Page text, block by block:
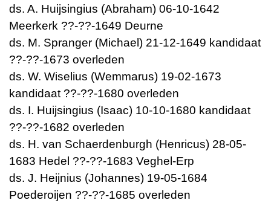
ds. A. Huijsingius (Abraham) 06-10-1642
Meerkerk ??-??-1649 Deurne
ds. M. Spranger (Michael) 21-12-1649 kandidaat
??-??-1673 overleden
ds. W. Wiselius (Wemmarus) 19-02-1673
kandidaat ??-??-1680 overleden
ds. I. Huijsingius (Isaac) 10-10-1680 kandidaat
??-??-1682 overleden
ds. H. van Schaerdenburgh (Henricus) 28-05-
1683 Hedel ??-??-1683 Veghel-Erp
ds. J. Heijnius (Johannes) 19-05-1684
Poederoijen ??-??-1685 overleden